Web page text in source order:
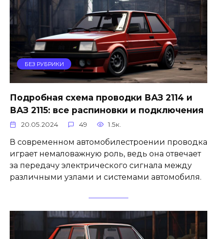
БЕЗ РУБРИКИ
Подробная схема проводки ВАЗ 2114 и
ВАЗ 2115: все распиновки и подключения
20.05.2024 49 1.5к.
В современном автомобилестроении проводка
играет немаловажную роль, ведь она отвечает
за передачу электрического сигнала между
различными узлами и системами автомобиля.